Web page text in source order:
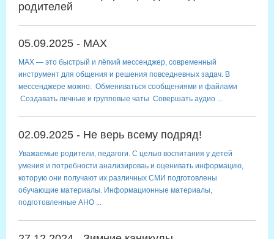
родителей
05.09.2025 - MAX
MAX — это быстрый и лёгкий мессенджер, современный
инструмент для общения и решения повседневных задач. В
мессенджере можно: Обмениваться сообщениями и файлами
Создавать личные и групповые чаты Совершать аудио ...
02.09.2025 - Не верь всему подряд!
Уважаемые родители, педагоги. С целью воспитания у детей
умения и потребности анализироваь и оценивать информацию,
которую они получают их различных СМИ подготовлены
обучающие материалы. Информационные материалы,
подготовленные АНО ...